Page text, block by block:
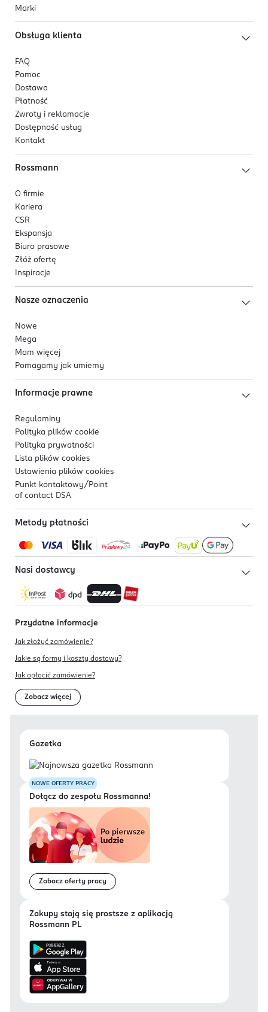
Marki
Obsługa klienta
FAQ
Pomoc
Dostawa
Płatność
Zwroty i reklamacje
Dostępność usług
Kontakt
Rossmann
O firmie
Kariera
CSR
Ekspansja
Biuro prasowe
Złóż ofertę
Inspiracje
Nasze oznaczenia
Nowe
Mega
Mam więcej
Pomagamy jak umiemy
Informacje prawne
Regulaminy
Polityka plików cookie
Polityka prywatności
Lista plików cookies
Ustawienia plików cookies
Punkt kontaktowy/ Point
of contact DSA
Metody płatności
Nasi dostawcy
Przydatne informacje
Jak złożyć zamówienie?
Jakie są formy i koszty dostawy?
Jak opłacić zamówienie?
Zobacz więcej
Gazetka
NOWE OFERTY PRACY
Dołącz do zespołu Rossmanna!
Zobacz oferty pracy
Zakupy stają się prostsze z aplikacją
Rossmann PL